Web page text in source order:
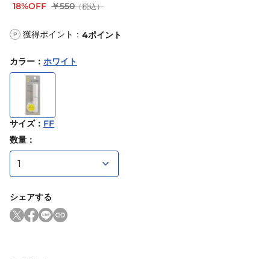
18%OFF ￥550（税込）
P 獲得ポイント： 4ポイント
カラー ： ホワイト
サイズ： FF
数量：
シェアする